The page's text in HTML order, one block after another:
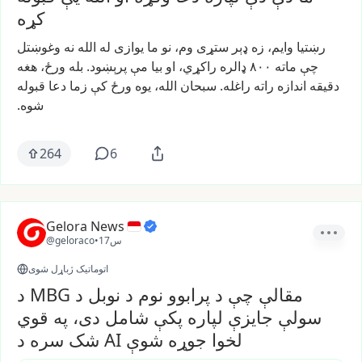
کړه
رښتیا وایم، زه ډېر ستړی وم، نو ما یوازی له الله نه وغوښتل
چې ماته ۸۰۰ډالره راکړي، او بیا مې پرېښود. بله ورځ، هغه
دقيقه اندازه راته راغله. سبحان الله، یوه ورځ کې زما دعا قبوله
شوه.
264 6
Gelora News
@geloraco• 17س
اتوماتیک ژباړل شوی
د MBG مقالې چې د پرابوو نوم د نوبل د
سولې جایزې لپاره پکې شامل دی، په قوي
شک سره د AI لخوا جوړه شوې